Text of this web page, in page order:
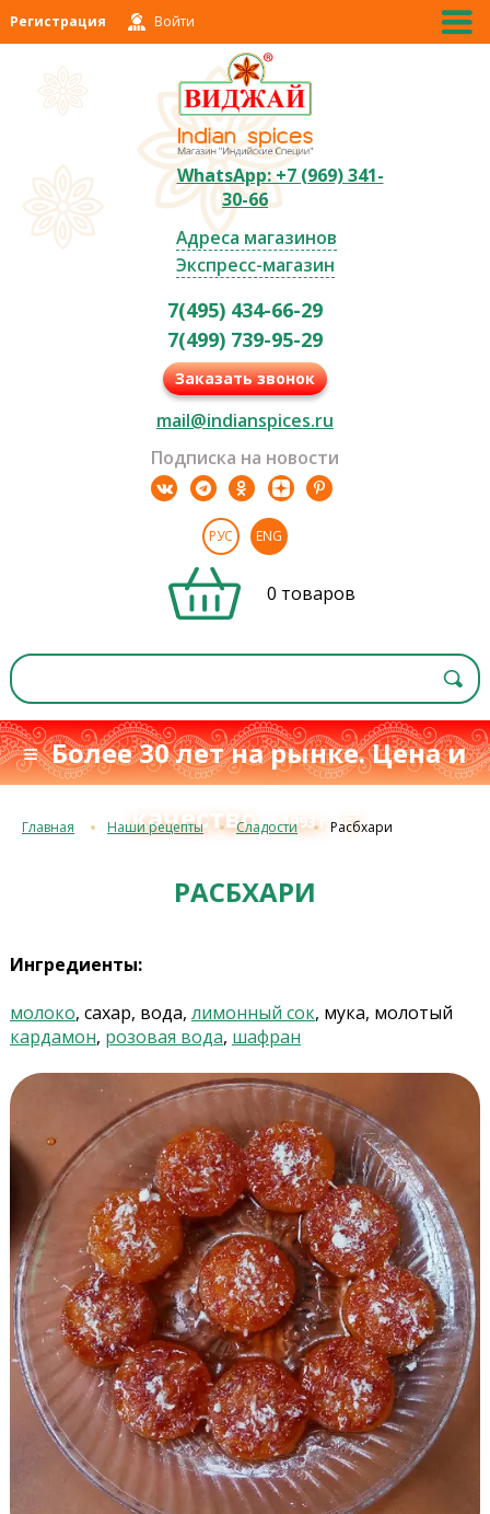
Регистрация Войти
WhatsApp: +7 (969) 341-
30-66
Адреса магазинов
Экспресс-магазин
7(495) 434-66-29
7(499) 739-95-29
Заказать звонок
mail@indianspices.ru
Подписка на новости
РУС ENG
0 товаров
≡ Более 30 лет на рынке. Цена и
качествос 1993 г.≡
Главная Наши рецепты Сладости Расбхари
РАСБХАРИ
Ингредиенты:
молоко, сахар, вода, лимонный сок, мука, молотый
кардамон, розовая вода, шафран